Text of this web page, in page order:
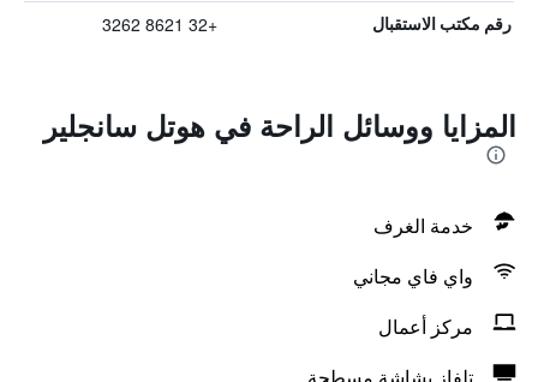
رقم مكتب الاستقبال +32 8621 3262
المزايا ووسائل الراحة في هوتل سانجلير
خدمة الغرف
واي فاي مجاني
مركز أعمال